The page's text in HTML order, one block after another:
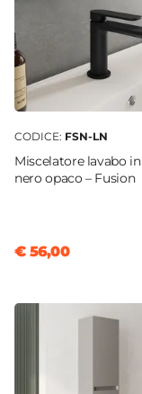
CODICE: FSN-LN
Miscelatore lavabo
nero opaco – Fusion
€ 56,00